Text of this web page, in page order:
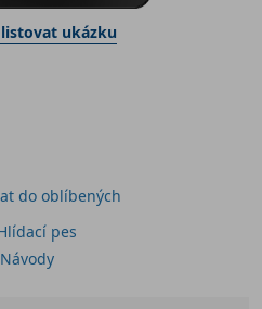
ukázku
do oblíbených
pes
Návody